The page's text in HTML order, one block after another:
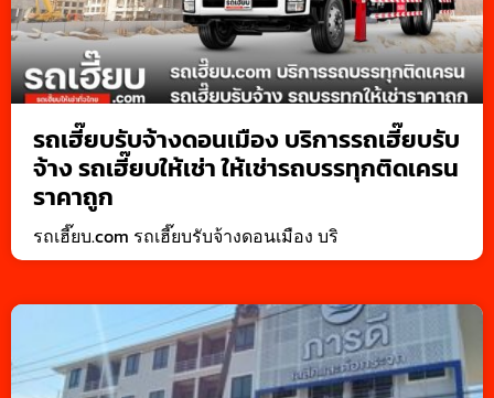
รถเฮี๊ยบรับจ้างดอนเมือง บริการรถเฮี๊ยบรับ
จ้าง รถเฮี๊ยบให้เช่า ให้เช่ารถบรรทุกติดเครน
ราคาถูก
รถเฮี๊ยบ.com รถเฮี๊ยบรับจ้างดอนเมือง บริ